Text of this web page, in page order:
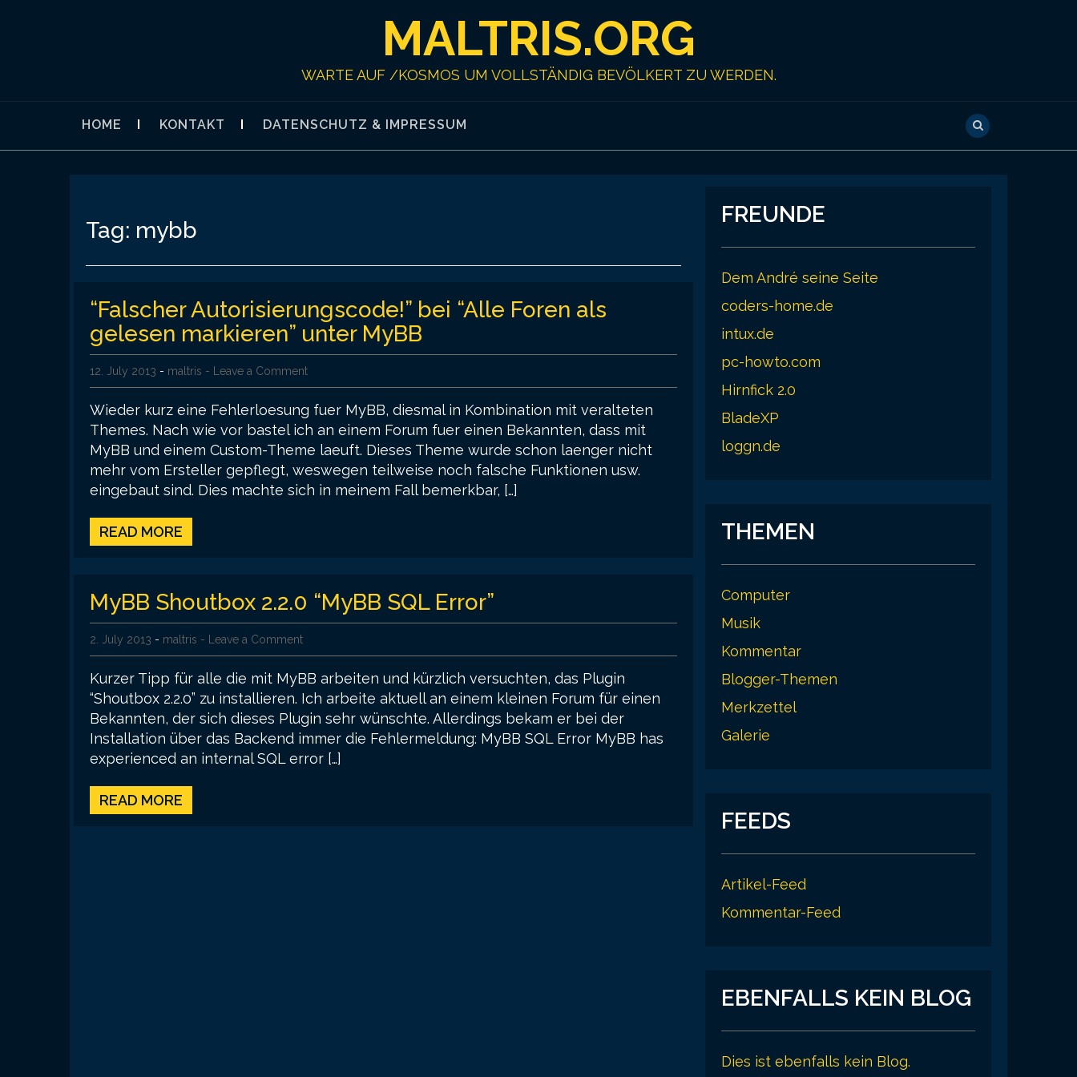
MALTRIS.ORG
WARTE AUF /KOSMOS UM VOLLSTÄNDIG BEVÖLKERT ZU WERDEN.
HOME KONTAKT DATENSCHUTZ & IMPRESSUM
Tag: mybb
“Falscher Autorisierungscode!” bei “Alle Foren als
gelesen markieren” unter MyBB
12. July 2013 - maltris - Leave a Comment
Wieder kurz eine Fehlerloesung fuer MyBB, diesmal in Kombination mit veralteten
Themes. Nach wie vor bastel ich an einem Forum fuer einen Bekannten, dass mit
MyBB und einem Custom-Theme laeuft. Dieses Theme wurde schon laenger nicht
mehr vom Ersteller gepflegt, weswegen teilweise noch falsche Funktionen usw.
eingebaut sind. Dies machte sich in meinem Fall bemerkbar, […]
READ MORE
MyBB Shoutbox 2.2.0 “MyBB SQL Error”
2. July 2013 - maltris - Leave a Comment
Kurzer Tipp für alle die mit MyBB arbeiten und kürzlich versuchten, das Plugin
“Shoutbox 2.2.0” zu installieren. Ich arbeite aktuell an einem kleinen Forum für einen
Bekannten, der sich dieses Plugin sehr wünschte. Allerdings bekam er bei der
Installation über das Backend immer die Fehlermeldung: MyBB SQL Error MyBB has
experienced an internal SQL error […]
READ MORE
FREUNDE
Dem André seine Seite
coders-home.de
intux.de
pc-howto.com
Hirnfick 2.0
BladeXP
loggn.de
THEMEN
Computer
Musik
Kommentar
Blogger-Themen
Merkzettel
Galerie
FEEDS
Artikel-Feed
Kommentar-Feed
EBENFALLS KEIN BLOG
Dies ist ebenfalls kein Blog.